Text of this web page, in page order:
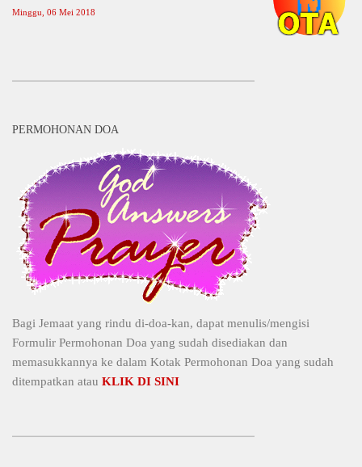
Minggu, 06 Mei 2018
PERMOHONAN DOA
Bagi Jemaat yang rindu di-doa-kan, dapat menulis/mengisi
Formulir Permohonan Doa yang sudah disediakan dan
memasukkannya ke dalam Kotak Permohonan Doa yang sudah
ditempatkan atau KLIK DI SINI